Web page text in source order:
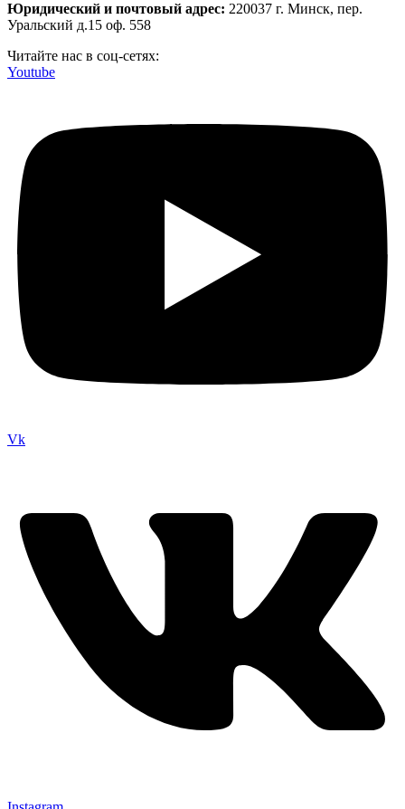
Юридический и почтовый адрес: 220037 г. Минск, пер.
Уральский д.15 оф. 558
Читайте нас в соц-сетях:
Youtube
Vk